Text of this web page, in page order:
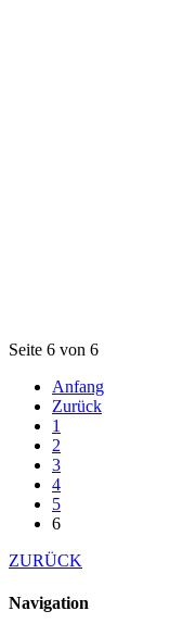
Seite 6 von 6
Anfang
Zurück
1
2
3
4
5
6
ZURÜCK
Navigation